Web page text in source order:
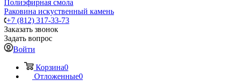
Полиэфирная смола
Раковина искуственный камень
+7 (812) 317-33-73
Заказать звонок
Задать вопрос
Войти
Корзина0
Отложенные0